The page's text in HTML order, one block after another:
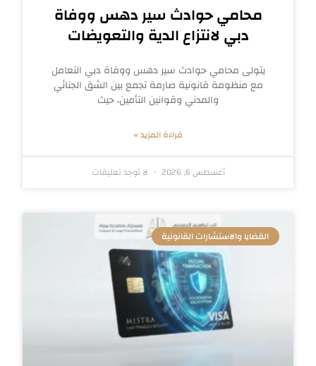
محامي حوادث سير دهس ووفاة
دبي لانتزاع الدية والتعويضات
يتولى محامي حوادث سير دهس ووفاة دبي التعامل
مع منظومة قانونية صارمة تجمع بين الشق الجنائي
والمدني وقوانين التأمين، حيث
قراءة المزيد »
أغسطس 6, 2026 لا توجد تعليقات
القضايا والاستشارات القانونية